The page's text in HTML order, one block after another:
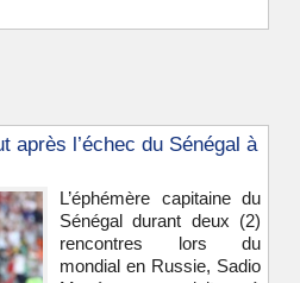
après l’échec du Sénégal à
L’éphémère capitaine du
Sénégal durant deux (2)
rencontres lors du
mondial en Russie, Sadio